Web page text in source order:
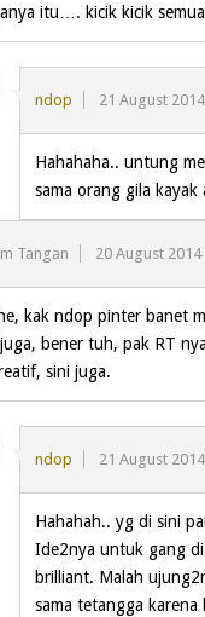
itu…. kicik kicik
ndop 21 August 2014
Hahahaha.. untung
sama orang gila kayak
Tangan 20 August 2014
kak ndop pinter banet
bener tuh, pak RT
sini juga.
ndop 21 August 2014
Hahahah.. yg di sini
Ide2nya untuk gang
brilliant. Malah
sama tetangga